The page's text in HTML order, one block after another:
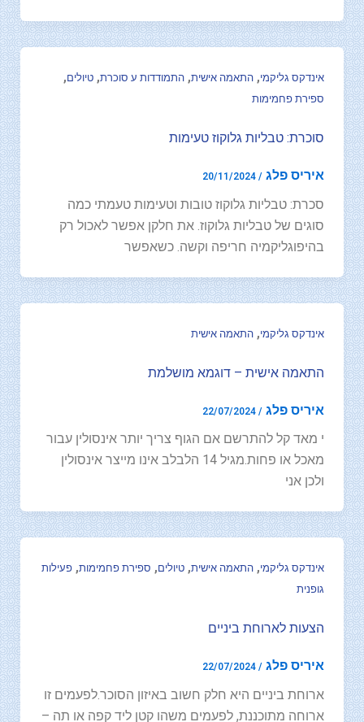
אינדקס גליקמי, התאמה אישית, התמודדות ע סוכרת, טיולים,
ספירת פחמימות
סוכרת: טבליות גלוקוז טעימות
איריס פלג /
20/11/2024
סכרת: טבליות גלוקוז טובות וטעימות טעמתי כמה
סוגים של טבליות גלוקוז. את חלקן אפשר לאכול רק
בהיפוגליקמיה חריפה וקשה. כשאפשר
אינדקס גליקמי, התאמה אישית
התאמה אישית – דוגמא מושלמת
איריס פלג /
22/07/2024
י מאד קל להתרשם אם הגוף צריך יותר אינסולין עבור
מאכל או פחות.מגיל 14 הלבלב אינו מייצר אינסולין
ולכן אני
אינדקס גליקמי, התאמה אישית, טיולים, ספירת פחמימות, פעילות
גופנית
הצעות לארוחת ביניים
איריס פלג /
22/07/2024
ארוחת ביניים היא חלק חשוב באיזון הסוכר.לפעמים זו
ארוחה מתוכננת, לפעמים משהו קטן ליד קפה או תה –